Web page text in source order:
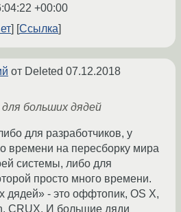
+00:00
Ссылка
от Deleted 07.12.2018
больших дядей
для разработчиков, у
времени на пересборку мира
системы, либо для
просто много времени.
дядей» - это оффтопик, OS X,
CRUX. И большие дяди